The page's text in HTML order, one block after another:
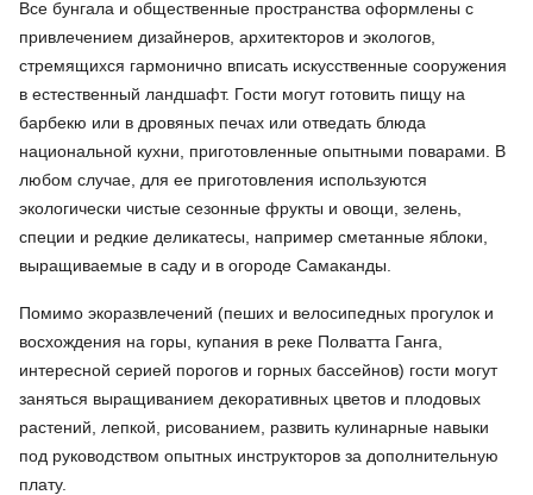
Все бунгала и общественные пространства оформлены с
привлечением дизайнеров, архитекторов и экологов,
стремящихся гармонично вписать искусственные сооружения
в естественный ландшафт. Гости могут готовить пищу на
барбекю или в дровяных печах или отведать блюда
национальной кухни, приготовленные опытными поварами. В
любом случае, для ее приготовления используются
экологически чистые сезонные фрукты и овощи, зелень,
специи и редкие деликатесы, например сметанные яблоки,
выращиваемые в саду и в огороде Самаканды.
Помимо экоразвлечений (пеших и велосипедных прогулок и
восхождения на горы, купания в реке Полватта Ганга,
интересной серией порогов и горных бассейнов) гости могут
заняться выращиванием декоративных цветов и плодовых
растений, лепкой, рисованием, развить кулинарные навыки
под руководством опытных инструкторов за дополнительную
плату.